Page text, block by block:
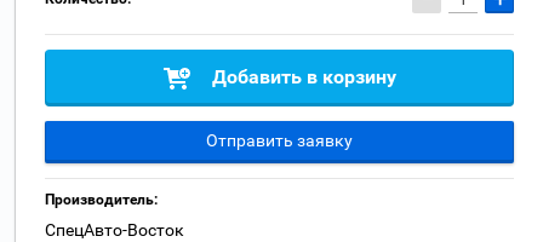
Добавить в корзину
Отправить заявку
Производитель:
СпецАвто-Восток